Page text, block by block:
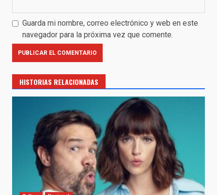
Guarda mi nombre, correo electrónico y web en este
navegador para la próxima vez que comente.
HISTORIAS RELACIONADAS